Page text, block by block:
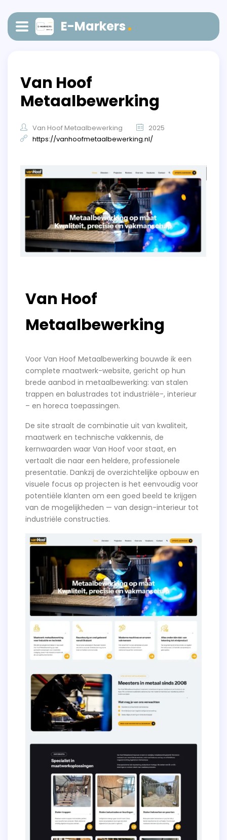
E-Markers
Van Hoof
Metaalbewerking
Van Hoof Metaalbewerking
2025
https://vanhoofmetaalbewerking.nl/
Van Hoof
Metaalbewerking
Voor Van Hoof Metaalbewerking bouwde ik een
complete maatwerk-website, gericht op hun
brede aanbod in metaalbewerking: van stalen
trappen en balustrades tot industriële-, interieur
– en horeca toepassingen.
De site straalt de combinatie uit van kwaliteit,
maatwerk en technische vakkennis, de
kernwaarden waar Van Hoof voor staat, en
vertaalt die naar een heldere, professionele
presentatie. Dankzij de overzichtelijke opbouw en
visuele focus op projecten is het eenvoudig voor
potentiële klanten om een goed beeld te krijgen
van de mogelijkheden — van design-interieur tot
industriële constructies.